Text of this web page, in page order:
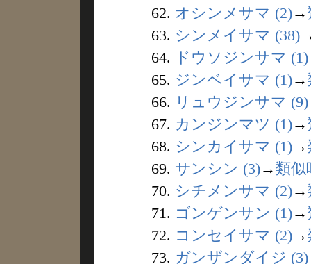
62. オシンメサマ (2)→
63. シンメイサマ (38)
64.
ドウソジンサマ (1)
65. ジンベイサマ (1)→
66. リュウジンサマ (9)
67. カンジンマツ (1)→
68. シンカイサマ (1)→
69. サンシン (3)→ 類似
70. シチメンサマ (2)→
71. ゴンゲンサン (1)→
72. コンセイサマ (2)→
73. ガンザンダイジ (3)